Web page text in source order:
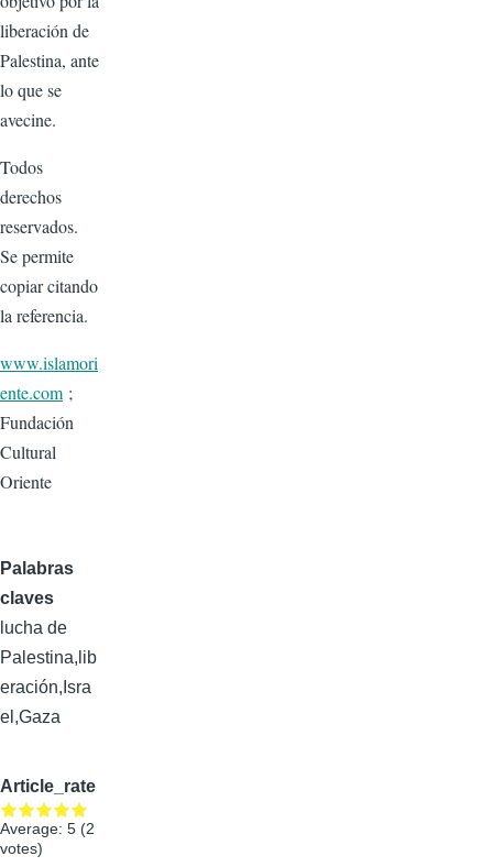
liberación de
Palestina, ante
lo que se
avecine.
Todos
derechos
reservados.
Se permite
copiar citando
la referencia.
www.islamori
ente.com;
Fundación
Cultural
Oriente
Palabras
claves
lucha de
Palestina,lib
eración,Isra
el,Gaza
Article_rate
Average: 5 (2
votes)